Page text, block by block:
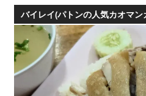
ゴ
リ
ー
バイレイ(パトンの人気カオマン